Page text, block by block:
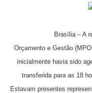
Brasília – A
Orçamento e Gestão
inicialmente havia sido
transferida para as 18
Estavam presentes